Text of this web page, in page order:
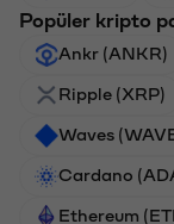
Popüler kripto
Ankr (ANKR)
Ripple (XRP)
Waves
Cardano
Ethereum